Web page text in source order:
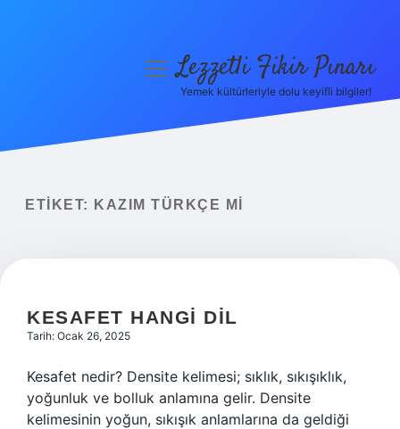
Yasal Uyarı
menüyüLezzetli Fikir Pınarı
Yemek kültürleriyle dolu keyifli bilgiler!
ETIKET: KAZIM TÜRKÇE MI
KESAFET HANGI DIL
Tarih: Ocak 26, 2025
Kesafet nedir? Densite kelimesi; sıklık, sıkışıklık,
yoğunluk ve bolluk anlamına gelir. Densite
kelimesinin yoğun, sıkışık anlamlarına da geldiği